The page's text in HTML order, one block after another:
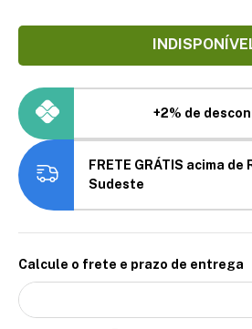
+2% de
FRETE GRÁTIS acima
Sudeste
Calcule o frete e prazo de entrega